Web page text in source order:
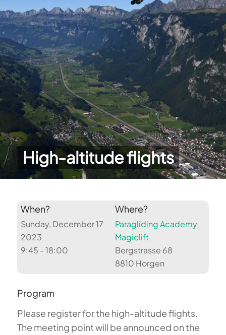
High-altitude flights
When?
Sunday, December 17
2023
9:45 - 18:00
Where?
Paragliding Academy
Magiclift
Bergstrasse 68
8810 Horgen
Program
Please register for the high-altitude flights.
The meeting point will be announced on the